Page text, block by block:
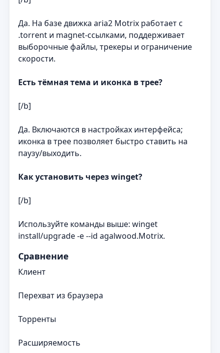
Да. На базе движка aria2 Motrix работает с
.torrent и magnet-ссылками, поддерживает
выборочные файлы, трекеры и ограничение
скорости.
Есть тёмная тема и иконка в трее?
[/b]
Да. Включаются в настройках интерфейса;
иконка в трее позволяет быстро ставить на
паузу/выходить.
Как установить через winget?
[/b]
Используйте команды выше: winget
install/upgrade -e --id agalwood.Motrix.
Сравнение
Клиент
Перехват из браузера
Торренты
Расширяемость